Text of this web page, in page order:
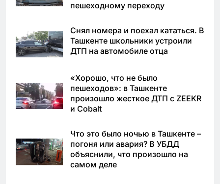
пешеходному переходу
Снял номера и поехал кататься. В
Ташкенте школьники устроили
ДТП на автомобиле отца
«Хорошо, что не было
пешеходов»: в Ташкенте
произошло жесткое ДТП с ZEEKR
и Cobalt
Что это было ночью в Ташкенте –
погоня или авария? В УБДД
объяснили, что произошло на
самом деле